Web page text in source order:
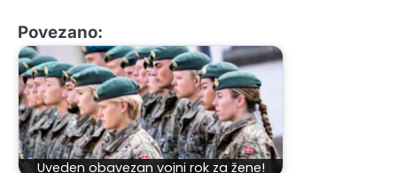
Povezano:
Uveden obavezan vojni rok za žene!